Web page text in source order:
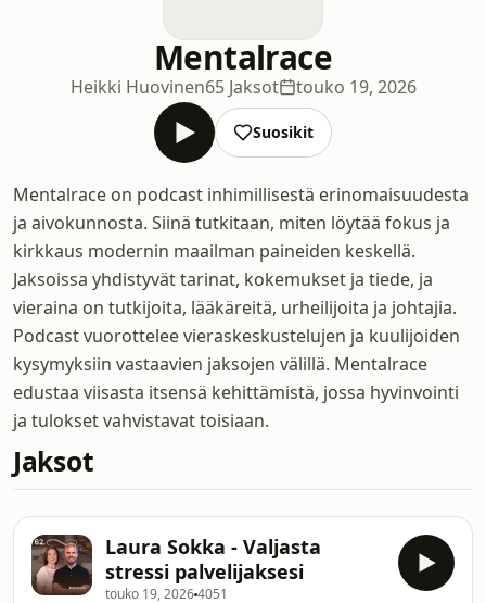
Mentalrace
Heikki Huovinen65 Jaksot touko 19, 2026
Suosikit
Mentalrace on podcast inhimillisestä erinomaisuudesta
ja aivokunnosta. Siinä tutkitaan, miten löytää fokus ja
kirkkaus modernin maailman paineiden keskellä.
Jaksoissa yhdistyvät tarinat, kokemukset ja tiede, ja
vieraina on tutkijoita, lääkäreitä, urheilijoita ja johtajia.
Podcast vuorottelee vieraskeskustelujen ja kuulijoiden
kysymyksiin vastaavien jaksojen välillä. Mentalrace
edustaa viisasta itsensä kehittämistä, jossa hyvinvointi
ja tulokset vahvistavat toisiaan.
Jaksot
Laura Sokka - Valjasta
stressi palvelijaksesi
touko 19, 20264051